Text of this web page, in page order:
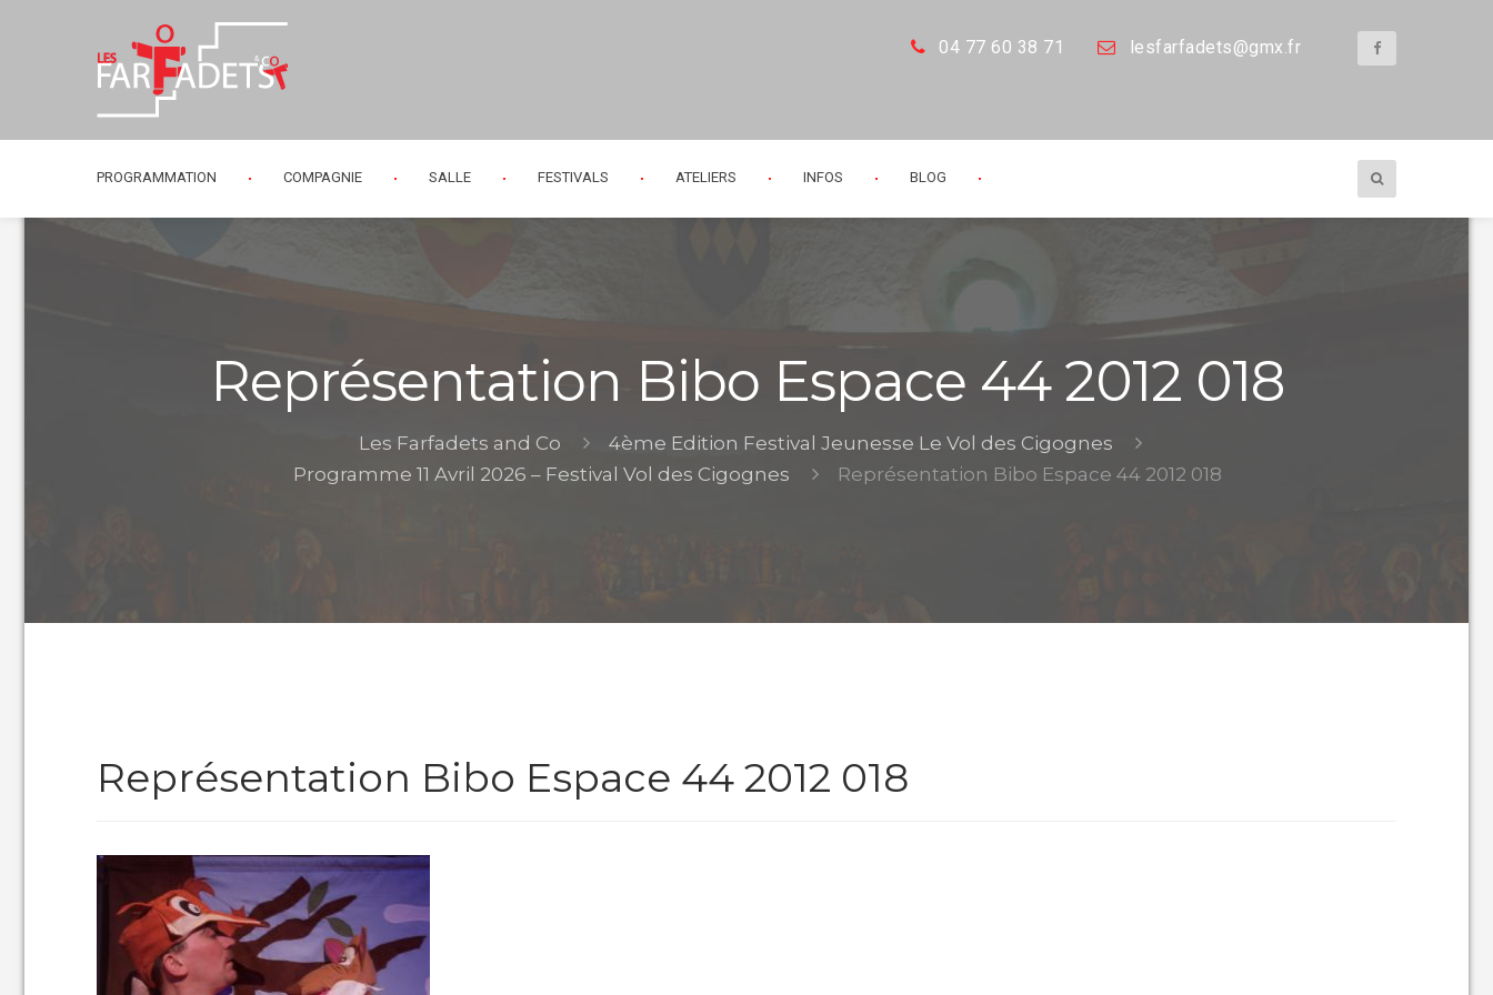
04 77 60 38 71 lesfarfadets@gmx.fr
PROGRAMMATION COMPAGNIE SALLE FESTIVALS ATELIERS INFOS BLOG
Représentation Bibo Espace 44 2012 018
Les Farfadets and Co
4ème Edition Festival Jeunesse Le Vol des Cigognes
Programme 11 Avril 2026 – Festival Vol des Cigognes
Représentation Bibo Espace 44 2012 018
Représentation Bibo Espace 44 2012 018